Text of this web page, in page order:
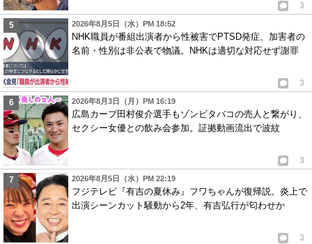
3
2026年8月5日（水）PM 18:52
NHK職員が番組出演者から性被害でPTSD発症、加害者の
名前・性別は非公表で物議。NHKは適切な対応せず謝罪
3
2026年8月3日（月）PM 16:19
広島カープ田村俊介選手もゾンビタバコの売人と繋がり、
セクシー女優との飲み会参加。証拠動画流出で波紋
3
2026年8月5日（水）PM 22:19
フジテレビ『有吉の夏休み』フワちゃんが復帰説。炎上で
出演シーンカット騒動から2年、有吉弘行が匂わせか
3